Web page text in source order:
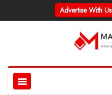
Advertise With Us